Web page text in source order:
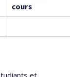
cours
et